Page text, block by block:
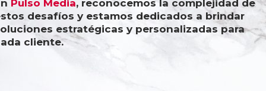
Pulso Media, reconocemos la complejidad de
desafíos y estamos dedicados a brindar
estratégicas y personalizadas para
cliente.